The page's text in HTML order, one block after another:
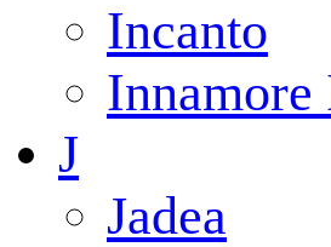
Incanto
J
Jadea